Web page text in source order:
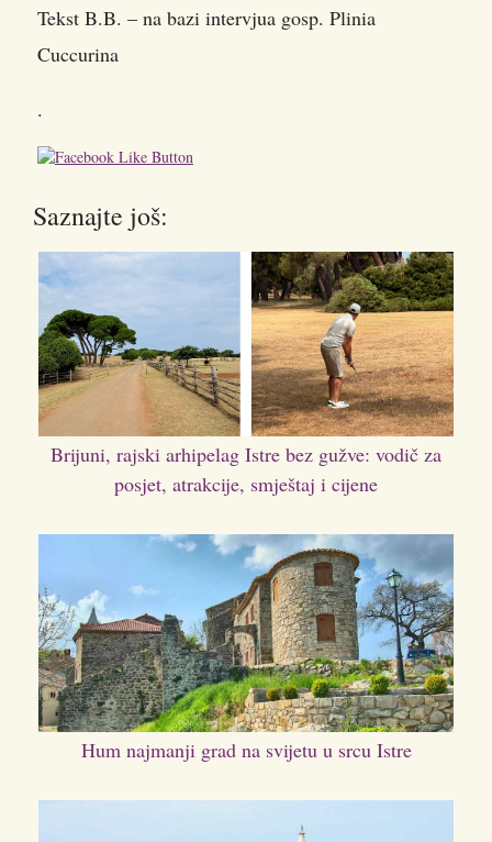
Tekst B.B. – na bazi intervjua gosp. Plinia
Cuccurina
.
Saznajte još:
Brijuni, rajski arhipelag Istre bez gužve: vodič za
posjet, atrakcije, smještaj i cijene
Hum najmanji grad na svijetu u srcu Istre